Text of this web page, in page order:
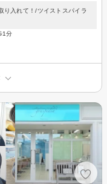
り入れて！/ツイストスパイラ
1分